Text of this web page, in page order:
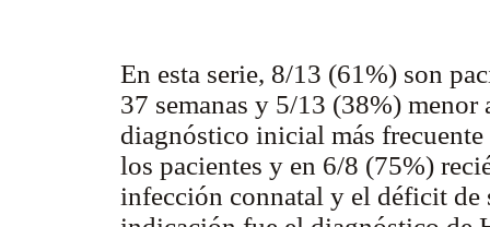
En esta serie, 8/13 (61%) son
37 semanas y 5/13 (38%)
diagnóstico inicial más
los pacientes y en 6/8 (75%)
infección connatal y el déficit de